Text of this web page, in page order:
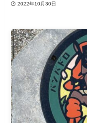
2022年10月30日